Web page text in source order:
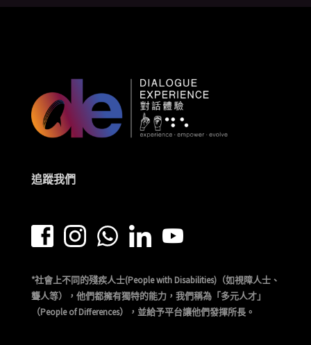
追蹤我們
*社會上不同的殘疾人士(People with Disabilities)（如視障人士、
聾人等），他們都擁有獨特的能力，我們稱為「多元人才」
（People of Differences），並給予平台讓他們發揮所長。